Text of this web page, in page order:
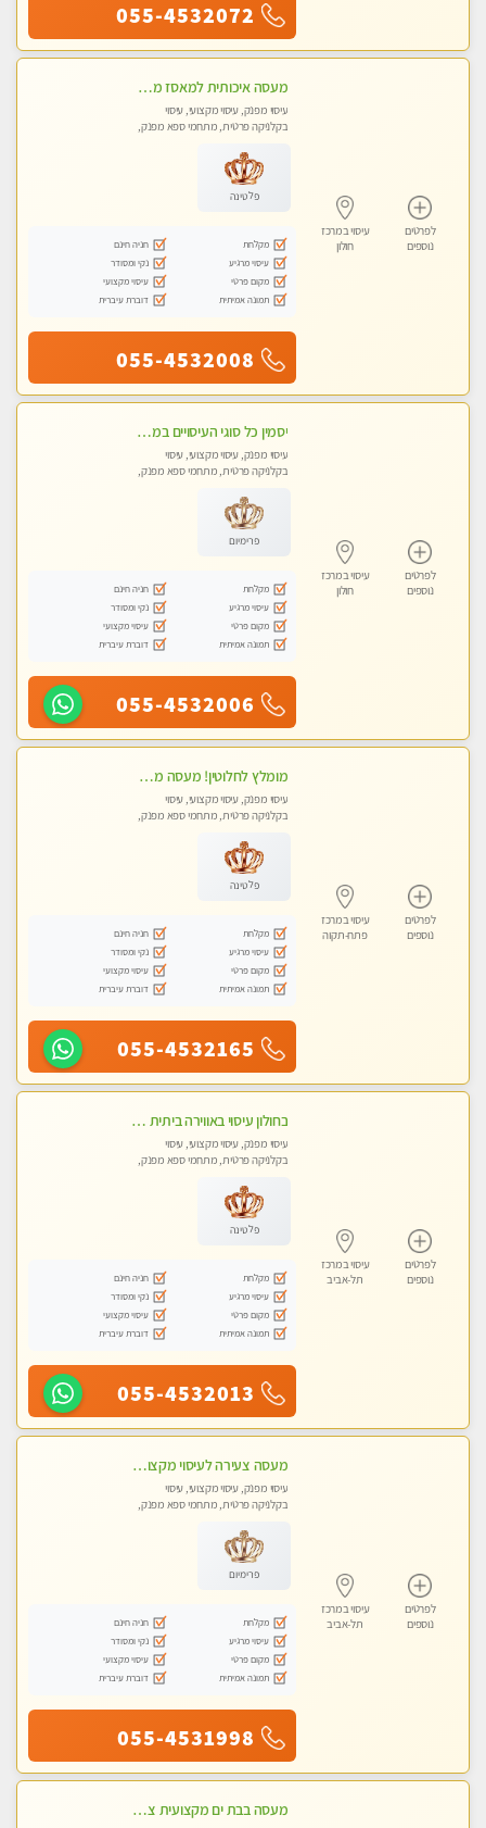
055-4532072
לפרטים
נוספים
עיסוי במרכז
חולון
מעסה איכותית למאסז מקצועי ומפנק לכל שרירי הגוף
עיסוי מפנק, עיסוי מקצועי, עיסוי
בקלניקה פרטית, מתחמי ספא מפנק,
פלטינה
מקלחת
חניה חינם
עיסוי מרגיע
נקי ומסודר
מקום פרטי
עיסוי מקצועי
תמונה אמיתית
דוברת עיברית
055-4532008
לפרטים
נוספים
עיסוי במרכז
חולון
יסמין כל סוגי העיסויים במקום הכי מושלם בעיר בת ים . highly recommended..new in the city
עיסוי מפנק, עיסוי מקצועי, עיסוי
בקלניקה פרטית, מתחמי ספא מפנק,
פרימיום
מקלחת
חניה חינם
עיסוי מרגיע
נקי ומסודר
מקום פרטי
עיסוי מקצועי
תמונה אמיתית
דוברת עיברית
055-4532006
לפרטים
נוספים
עיסוי במרכז
פתח-תקוה
מומלץ לחלוטין! מעסה מקצועית ואיכותית פרטי!!!
עיסוי מפנק, עיסוי מקצועי, עיסוי
בקלניקה פרטית, מתחמי ספא מפנק,
פלטינה
מקלחת
חניה חינם
עיסוי מרגיע
נקי ומסודר
מקום פרטי
עיסוי מקצועי
תמונה אמיתית
דוברת עיברית
055-4532165
לפרטים
נוספים
עיסוי במרכז
תל-אביב
בחולון עיסוי באווירה ביתית רגועה שקט , עיסוי ספורטיבי משחרר לכל הגוף. מעסה צעירה ואלופה לעיסוי מפנק מומלץ מאוד ....פרטי!! ללא מין !!
עיסוי מפנק, עיסוי מקצועי, עיסוי
בקלניקה פרטית, מתחמי ספא מפנק,
פלטינה
מקלחת
חניה חינם
עיסוי מרגיע
נקי ומסודר
מקום פרטי
עיסוי מקצועי
תמונה אמיתית
דוברת עיברית
055-4532013
לפרטים
נוספים
עיסוי במרכז
תל-אביב
מעסה צעירה לעיסוי מקצועי בבת-ים ללא מין !!
עיסוי מפנק, עיסוי מקצועי, עיסוי
בקלניקה פרטית, מתחמי ספא מפנק,
טנטרה
פרימיום
מקלחת
חניה חינם
עיסוי מרגיע
נקי ומסודר
מקום פרטי
עיסוי מקצועי
תמונה אמיתית
דוברת עיברית
055-4531998
מעסה בבת ים מקצועית צעירה ואיכותית פרטי!!!-מומלץ לחלוטין!!! VIP פרטי! ​​​​​​ Highly recommended